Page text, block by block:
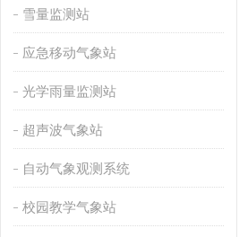
雪量监测站
应急移动气象站
光学雨量监测站
超声波气象站
自动气象观测系统
校园教学气象站